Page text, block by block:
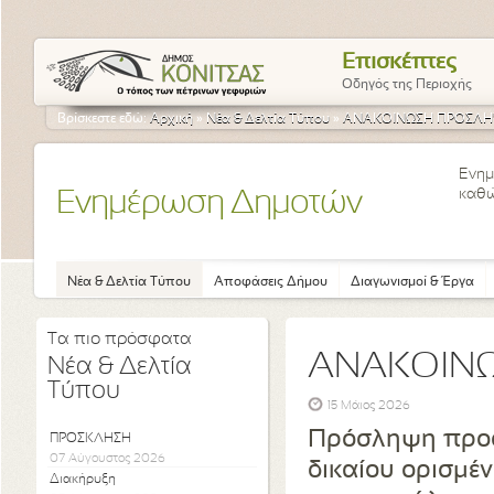
Επισκέπτες
Οδηγός της Περιοχής
Βρίσκεστε εδώ:Αρχική » Νέα & Δελτία Τύπου » ΑΝΑΚΟΙΝΩΣΗ
Ενημέρωση Δημοτών
Νέα & Δελτία Τύπου Αποφάσεις Δήμου Διαγωνισμοί & Έργα
Τα πιο πρόσφατα
Νέα & Δελτία
Τύπου
ΠΡΟΣΚΛΗΣΗ
07 Αύγουστος 2026
Διακήρυξη
15 Μάιος 2026
Πρόσληψη
δικαίου